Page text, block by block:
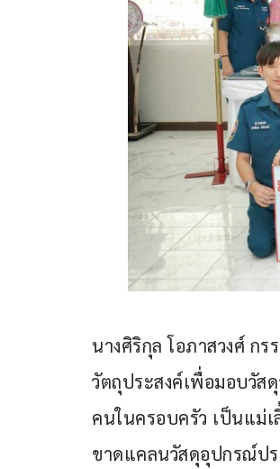
นางศิริกุล โอภาสวงศ์ กร
วัตถุประสงค์เพื่อมอบวั
คนในครอบครัว เป็นแม่เ
ขาดแคลนวัสดุอุปกรณ์ปร